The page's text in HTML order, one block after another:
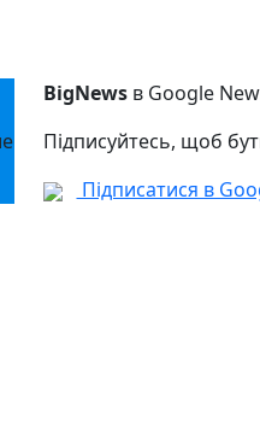
BigNewsв Google
Підписуйтесь, щоб
Підписатися в